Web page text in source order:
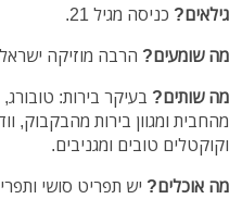
גילאים? כניסה מגיל 21.
מה שומעים? הרבה מוזיקה
מה שותים? בעיקר בירות:
מהחבית ומגוון בירות
וקוקטלים טובים ומגניבים.
מה אוכלים? יש תפריט סושי